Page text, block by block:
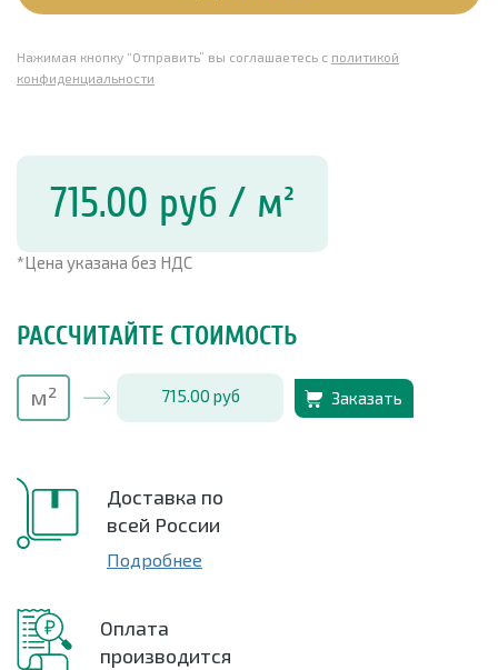
Нажимая кнопку “Отправить” вы соглашаетесь с политикой
конфиденциальности
715.00 руб / м²
*Цена указана без НДС
РАССЧИТАЙТЕ СТОИМОСТЬ
715.00 руб Заказать
Доставка по
всей России
Подробнее
Оплата
производится